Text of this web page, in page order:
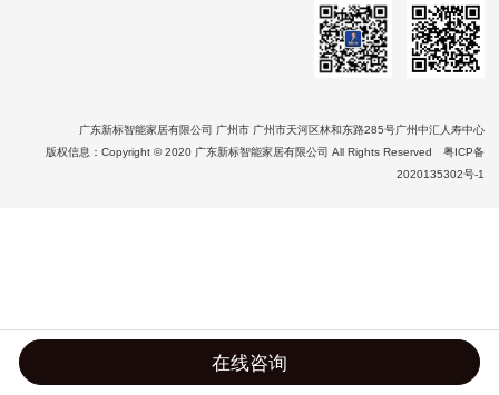
广东新标智能家居有限公司 广州市 广州市天河区林和东路285号广州中汇人寿中心
版权信息：Copyright © 2020 广东新标智能家居有限公司 All Rights Reserved 粤ICP备
2020135302号-1
在线咨询